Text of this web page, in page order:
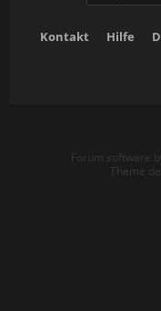
Kontakt Hilfe
Forum software
Theme